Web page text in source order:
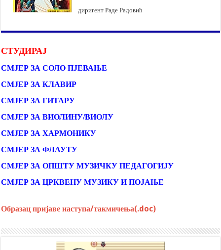
диригент Раде Радовић
СТУДИРАЈ
СМЈЕР ЗА СОЛО ПЈЕВАЊЕ
СМЈЕР ЗА КЛАВИР
СМЈЕР ЗА ГИТАРУ
СМЈЕР ЗА ВИОЛИНУ/ВИОЛУ
СМЈЕР ЗА ХАРМОНИКУ
СМЈЕР ЗА ФЛАУТУ
СМЈЕР ЗА ОПШТУ МУЗИЧКУ ПЕДАГОГИЈУ
СМЈЕР ЗА ЦРКВЕНУ МУЗИКУ И ПОЈАЊЕ
Образац пријаве наступа/такмичења(.doc)